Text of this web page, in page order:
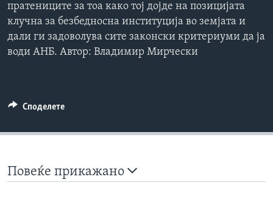
пратениците за тоа како тој дојде на позицијата
клучна за безбедносна институција во земјата и
дали ги задоволува сите законски критериуми да ја
води АНБ. Автор: Владимир Мирчески
Споделете
Повеќе прикажано